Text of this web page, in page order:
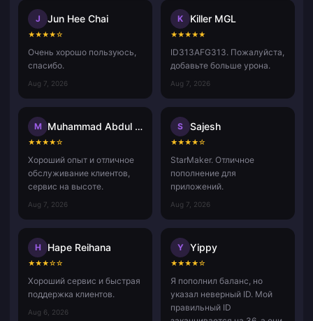
J Jun Hee Chai
★★★★☆
Очень хорошо пользуюсь,
спасибо.
Aug 7, 2026
K Killer MGL
★★★★★
ID313AFG313. Пожалуйста,
добавьте больше урона.
Aug 7, 2026
M Muhammad Abdul Aziz Misdan
★★★★☆
Хороший опыт и отличное
обслуживание клиентов,
сервис на высоте.
Aug 7, 2026
S Sajesh
★★★★☆
StarMaker. Отличное
пополнение для
приложений.
Aug 7, 2026
H Hape Reihana
★★★☆☆
Хороший сервис и быстрая
поддержка клиентов.
Aug 6, 2026
Y Yippy
★★★★☆
Я пополнил баланс, но
указал неверный ID. Мой
правильный ID